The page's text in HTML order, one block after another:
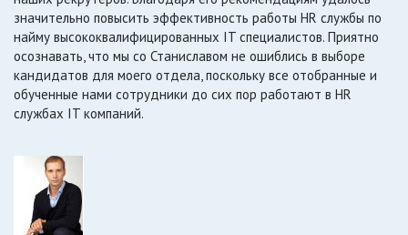
значительно повысить эффективность работы HR службы по
найму высококвалифицированных IT специалистов. Приятно
осознавать, что мы со Станиславом не ошиблись в выборе
кандидатов для моего отдела, поскольку все отобранные и
обученные нами сотрудники до сих пор работают в HR
службах IT компаний.